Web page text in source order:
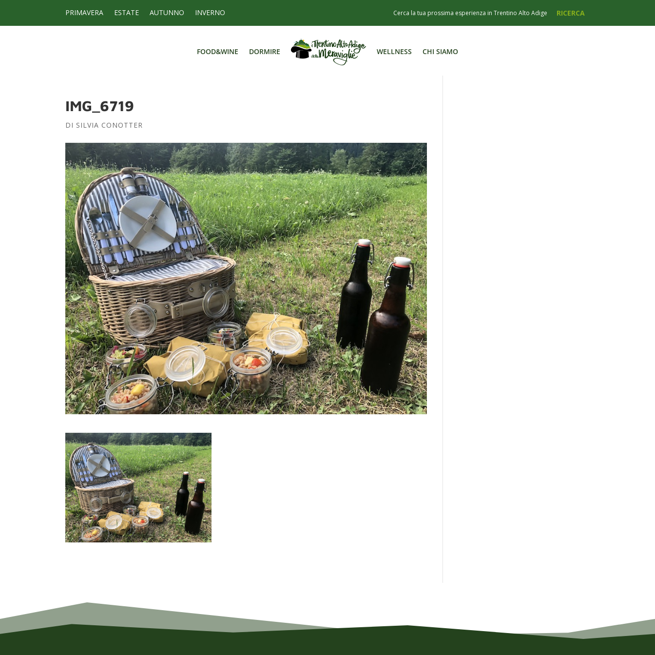
PRIMAVERA ESTATE AUTUNNO INVERNO
FOOD&WINE DORMIRE WELLNESS CHI SIAMO
IMG_6719
DI SILVIA CONOTTER